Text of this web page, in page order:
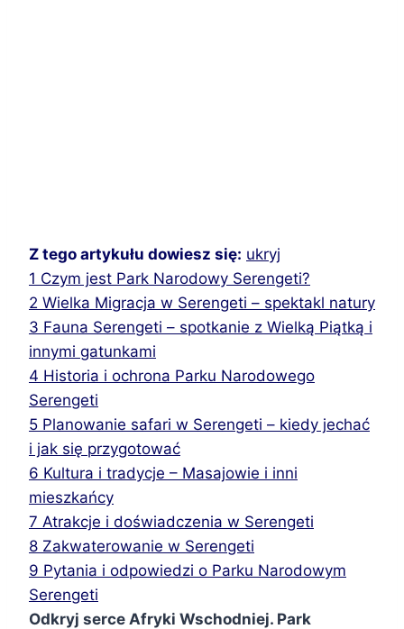
Z tego artykułu dowiesz się: ukryj
1 Czym jest Park Narodowy Serengeti?
2 Wielka Migracja w Serengeti – spektakl natury
3 Fauna Serengeti – spotkanie z Wielką Piątką i
innymi gatunkami
4 Historia i ochrona Parku Narodowego
Serengeti
5 Planowanie safari w Serengeti – kiedy jechać
i jak się przygotować
6 Kultura i tradycje – Masajowie i inni
mieszkańcy
7 Atrakcje i doświadczenia w Serengeti
8 Zakwaterowanie w Serengeti
9 Pytania i odpowiedzi o Parku Narodowym
Serengeti
Odkryj serce Afryki Wschodniej. Park